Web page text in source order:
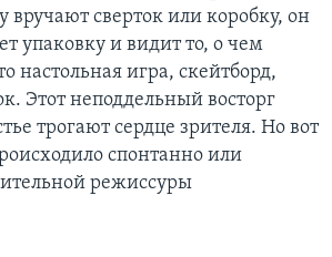
вручают сверток или коробку, он
упаковку и видит то, о чем
настольная игра, скейтборд,
Этот неподдельный восторг
трогают сердце зрителя. Но вот
спонтанно или
режиссуры